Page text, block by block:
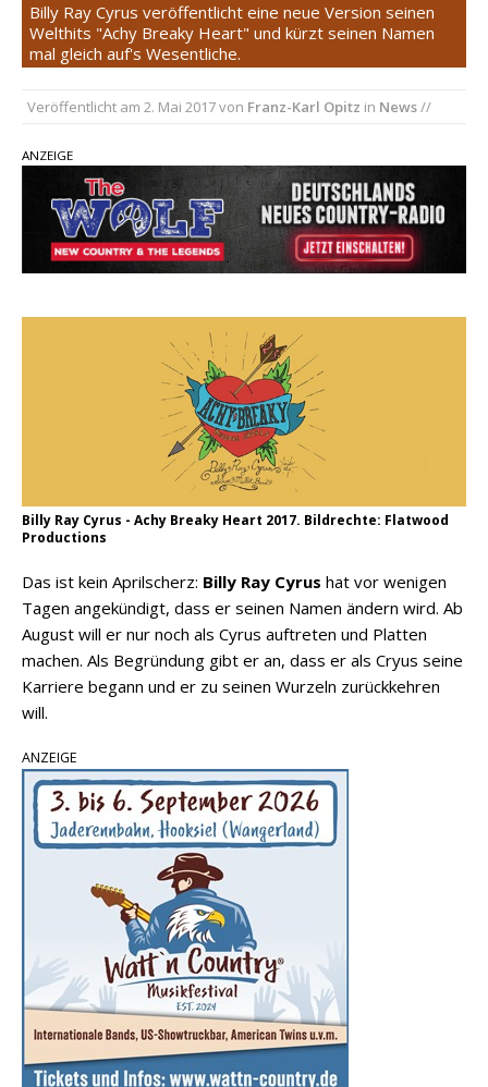
pez veröffentlicht neue Single „Late Night
Talks“ – eine Hymne auf unvergessliche
Randy Travis veröffentlicht mit „I Don’t Care“
Ben Gallaher kehrt zu seinen Wurzeln zurück –
„Taylor Gold“ zeigt die Kraft der Akustik
Billy Ray Cyrus veröffentlicht eine neue Version seinen
Welthits "Achy Breaky Heart" und kürzt seinen Namen
mal gleich auf's Wesentliche.
Veröffentlicht am 2. Mai 2017von Franz-Karl Opitz in News//
ANZEIGE
Billy Ray Cyrus - Achy Breaky Heart 2017. Bildrechte: Flatwood
Productions
Das ist kein Aprilscherz: Billy Ray Cyrus hat vor wenigen
Tagen angekündigt, dass er seinen Namen ändern wird. Ab
August will er nur noch als Cyrus auftreten und Platten
machen. Als Begründung gibt er an, dass er als Cryus seine
Karriere begann und er zu seinen Wurzeln zurückkehren
will.
ANZEIGE